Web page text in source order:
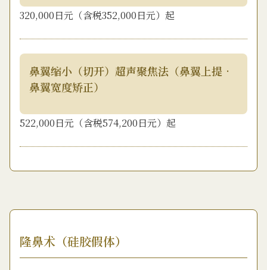
320,000日元（含税352,000日元）起
鼻翼缩小（切开）超声聚焦法（鼻翼上提•
鼻翼宽度矫正）
522,000日元（含税574,200日元）起
隆鼻术（硅胶假体）